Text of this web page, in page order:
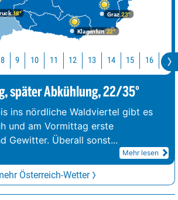
Graz23°
18°
Klagenfurt 22°
8 9 10 11 12 13 14 15 16 17
später Abkühlung, 22/35°
ins nördliche Waldviertel gibt es
und am Vormittag erste
Gewitter. Überall sonst...
Mehr lesen
Österreich-Wetter